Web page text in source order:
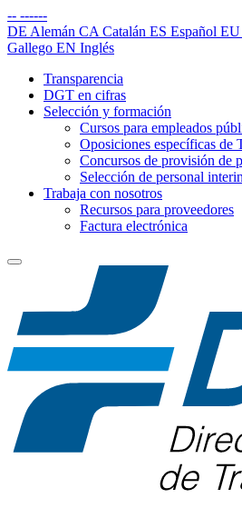
-- ------
DE Alemán CA Catalán ES Español EU
Gallego EN Inglés
Transparencia
DGT en cifras
Selección y formación
Cursos para empleados
Oposiciones específicas de
Concursos de provisión de
Selección de personal
Trabaja con nosotros
Recursos para proveedores
Factura electrónica